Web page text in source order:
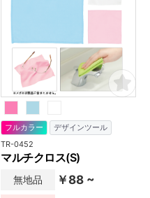
フルカラー デザインツール
TR-0452
マルチクロス(S)
無地品 ￥88 ~